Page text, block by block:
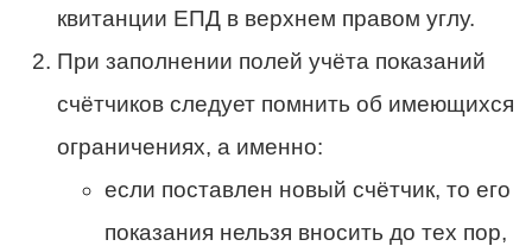
квитанции ЕПД в верхнем правом углу.
При заполнении полей учёта показаний
счётчиков следует помнить об имеющихся
ограничениях, а именно:
если поставлен новый счётчик, то его
показания нельзя вносить до тех пор,